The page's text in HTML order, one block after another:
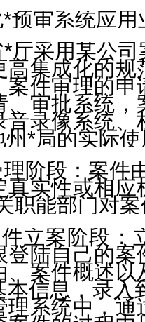
审系统应用
采用某公司
高集成化的
案件审理的
、审批系统
音录像系统
*局的实际
段：案件
真实性或相
职能部门对
立案阶段：
登陆自己的
、案件概述
信息，录入
理系统中，